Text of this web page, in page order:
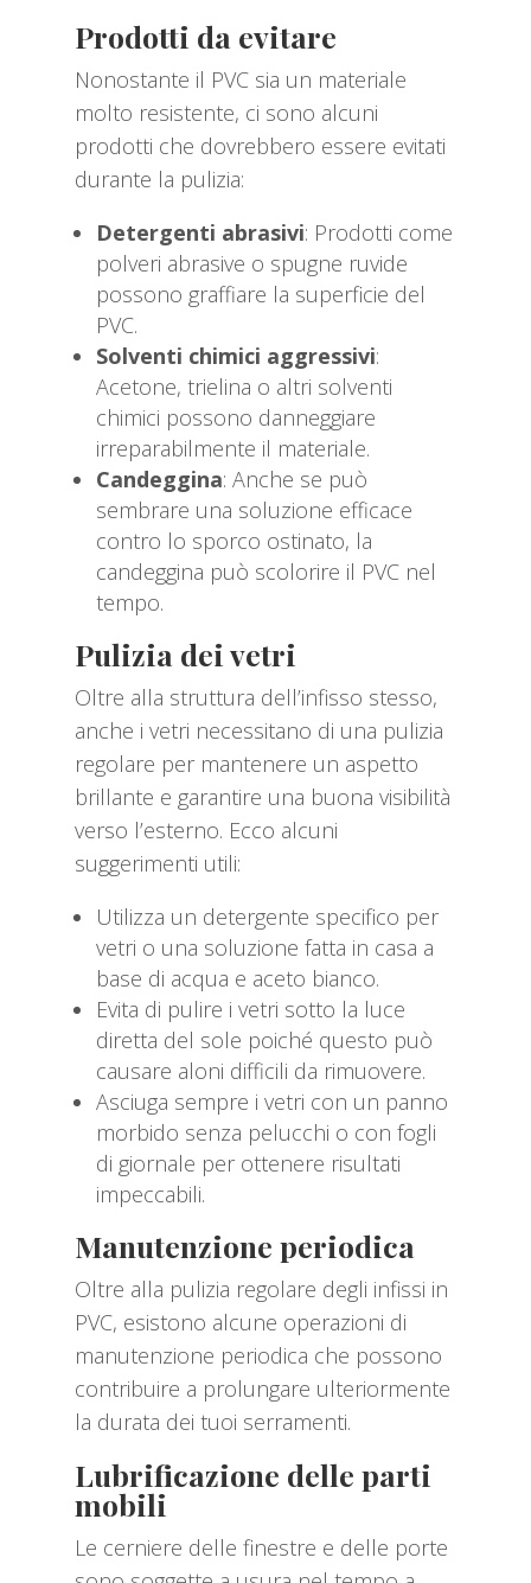
Prodotti da evitare
Nonostante il PVC sia un materiale
molto resistente, ci sono alcuni
prodotti che dovrebbero essere evitati
durante la pulizia:
Detergenti abrasivi: Prodotti come
polveri abrasive o spugne ruvide
possono graffiare la superficie del
PVC.
Solventi chimici aggressivi:
Acetone, trielina o altri solventi
chimici possono danneggiare
irreparabilmente il materiale.
Candeggina: Anche se può
sembrare una soluzione efficace
contro lo sporco ostinato, la
candeggina può scolorire il PVC nel
tempo.
Pulizia dei vetri
Oltre alla struttura dell’infisso stesso,
anche i vetri necessitano di una pulizia
regolare per mantenere un aspetto
brillante e garantire una buona visibilità
verso l’esterno. Ecco alcuni
suggerimenti utili:
Utilizza un detergente specifico per
vetri o una soluzione fatta in casa a
base di acqua e aceto bianco.
Evita di pulire i vetri sotto la luce
diretta del sole poiché questo può
causare aloni difficili da rimuovere.
Asciuga sempre i vetri con un panno
morbido senza pelucchi o con fogli
di giornale per ottenere risultati
impeccabili.
Manutenzione periodica
Oltre alla pulizia regolare degli infissi in
PVC, esistono alcune operazioni di
manutenzione periodica che possono
contribuire a prolungare ulteriormente
la durata dei tuoi serramenti.
Lubrificazione delle parti
mobili
Le cerniere delle finestre e delle porte